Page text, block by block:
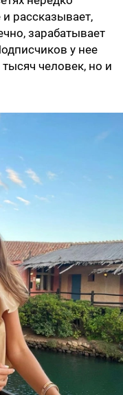
рассказывает,
зарабатывает
у нее
тысяч человек, но и